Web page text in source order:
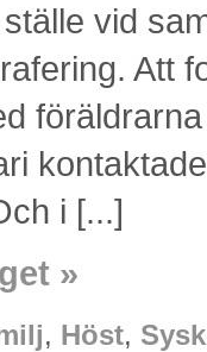
vid
Att
i [...]
»
, Höst,